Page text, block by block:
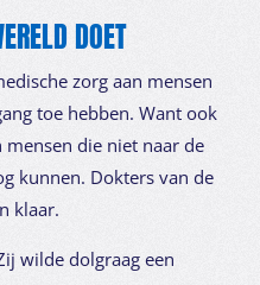
DOET
zorg aan mensen
toe hebben. Want ook
die niet naar de
kunnen. Dokters van de
klaar.
wilde dolgraag een